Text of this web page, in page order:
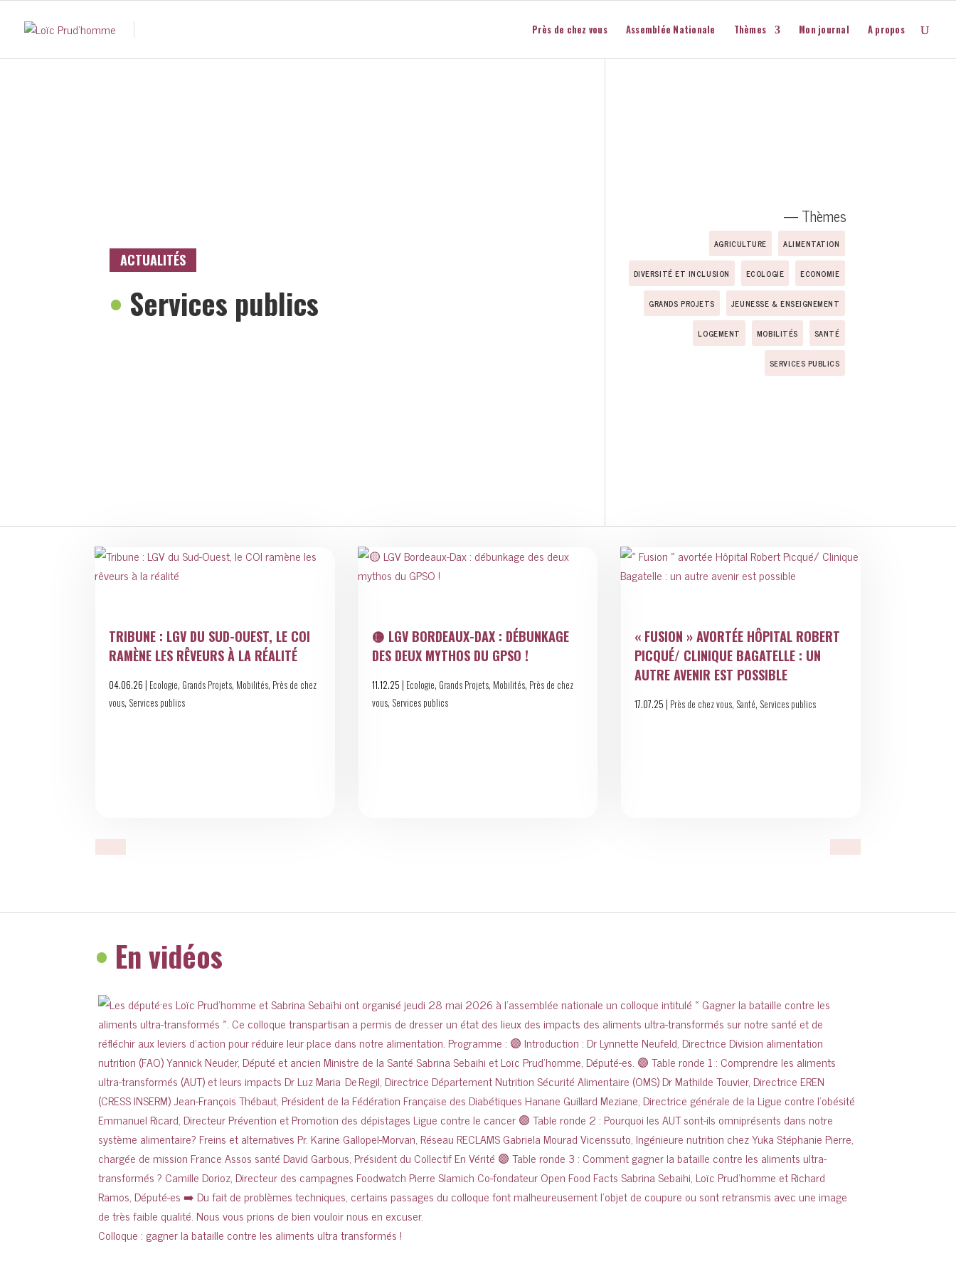
Près de chez vous Assemblée Nationale Thèmes Mon journal A propos
ACTUALITÉS
• Services publics
— Thèmes
AGRICULTURE ALIMENTATION
DIVERSITÉ ET INCLUSION ECOLOGIE ECONOMIE
GRANDS PROJETS JEUNESSE & ENSEIGNEMENT
LOGEMENT MOBILITÉS SANTÉ
SERVICES PUBLICS
TRIBUNE : LGV DU SUD-OUEST, LE COI
RAMÈNE LES RÊVEURS À LA RÉALITÉ
04.06.26 | Ecologie, Grands Projets, Mobilités, Près de chez
vous, Services publics
🟡 LGV BORDEAUX-DAX : DÉBUNKAGE
DES DEUX MYTHOS DU GPSO !
11.12.25 | Ecologie, Grands Projets, Mobilités, Près de chez
vous, Services publics
« FUSION » AVORTÉE HÔPITAL ROBERT
PICQUÉ/ CLINIQUE BAGATELLE : UN
AUTRE AVENIR EST POSSIBLE
17.07.25 | Près de chez vous, Santé, Services publics
• En vidéos
Colloque : gagner la bataille contre les aliments ultra transformés !